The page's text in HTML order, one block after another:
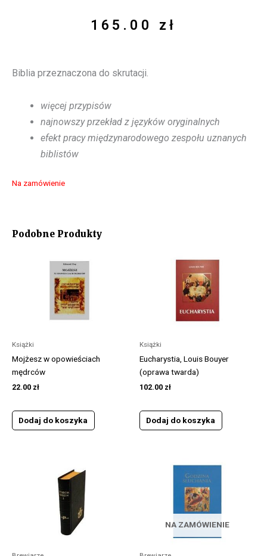
165.00 zł
Biblia przeznaczona do skrutacji.
więcej przypisów
najnowszy przekład z języków oryginalnych
efekt pracy międzynarodowego zespołu uznanych
biblistów
Na zamówienie
Podobne Produkty
Książki
Mojżesz w opowieściach
mędrców
22.00 zł
Dodaj do koszyka
Książki
Eucharystia, Louis Bouyer
(oprawa twarda)
102.00 zł
Dodaj do koszyka
NA ZAMÓWIENIE